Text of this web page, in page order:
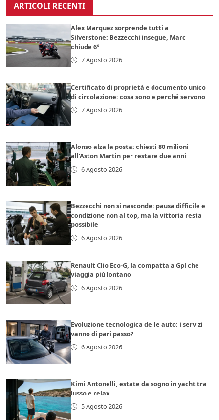
ARTICOLI RECENTI
Alex Marquez sorprende tutti a
Silverstone: Bezzecchi insegue, Marc
chiude 6°
7 Agosto 2026
Certificato di proprietà e documento unico
di circolazione: cosa sono e perché servono
7 Agosto 2026
Alonso alza la posta: chiesti 80 milioni
all’Aston Martin per restare due anni
6 Agosto 2026
Bezzecchi non si nasconde: pausa difficile e
condizione non al top, ma la vittoria resta
possibile
6 Agosto 2026
Renault Clio Eco-G, la compatta a Gpl che
viaggia più lontano
6 Agosto 2026
Evoluzione tecnologica delle auto: i servizi
vanno di pari passo?
6 Agosto 2026
Kimi Antonelli, estate da sogno in yacht tra
lusso e relax
5 Agosto 2026